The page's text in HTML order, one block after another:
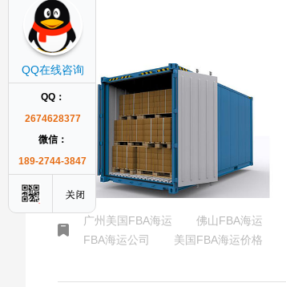
拼柜
广州美国FBA海运 佛山FBA海运
FBA海运公司
美国FBA海运价格
QQ在线咨询
QQ：
2674628377
微信：
189-2744-3847